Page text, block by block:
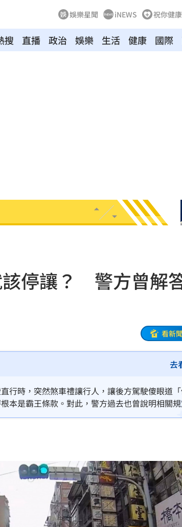
娛樂星聞 iNEWS 祝你健康
搜 直播 政治 娛樂 生活 健康 國際
停讓？ 警方曾解
看新
去
行時，突然煞車禮讓行人，讓後方駕駛傻眼道
本是霸王條款。對此，警方過去也曾說明相關